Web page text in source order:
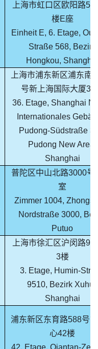
上海市虹口区欧阳路
楼E座
Einheit E, 6. Etage,
Straße 568, Bezirk
Hongkou, Shanghai
上海市浦东新区浦东南
号新上海国际大厦36
36. Etage, Shanghai
Internationales
Pudong-Südstraße
Pudong New Area,
Shanghai
普陀区中山北路3000号
室
Zimmer 1004,
Nordstraße 3000,
Putuo
上海市徐汇区沪闵路
3楼
3. Etage, Humin-
9510, Bezirk Xuhui,
Shanghai
浦东新区东育路588号
心42楼